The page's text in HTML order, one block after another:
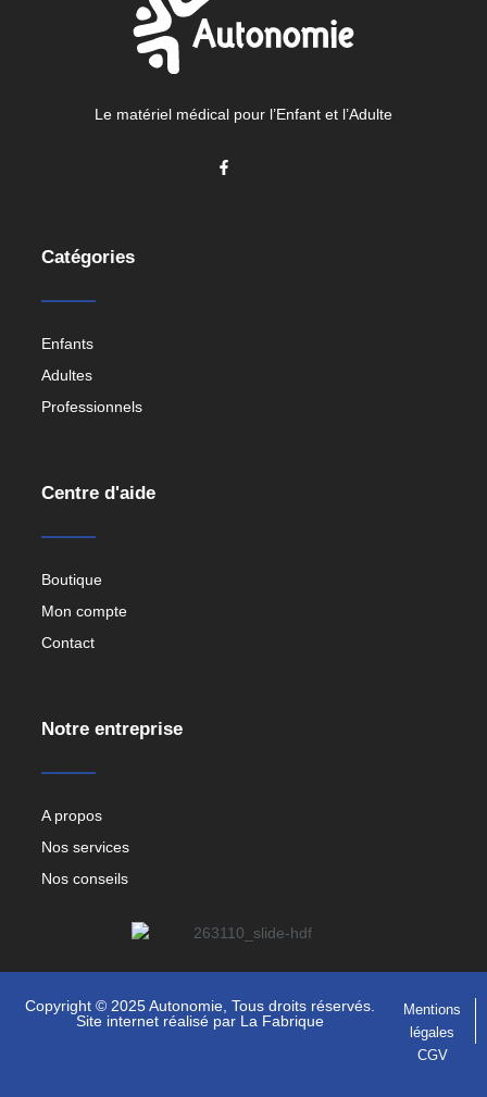
Le matériel médical pour l’Enfant et l’Adulte
Catégories
Enfants
Adultes
Professionnels
Centre d'aide
Boutique
Mon compte
Contact
Notre entreprise
A propos
Nos services
Nos conseils
Copyright © 2025 Autonomie, Tous droits réservés.
Site internet réalisé par La Fabrique
Mentions
légales
CGV